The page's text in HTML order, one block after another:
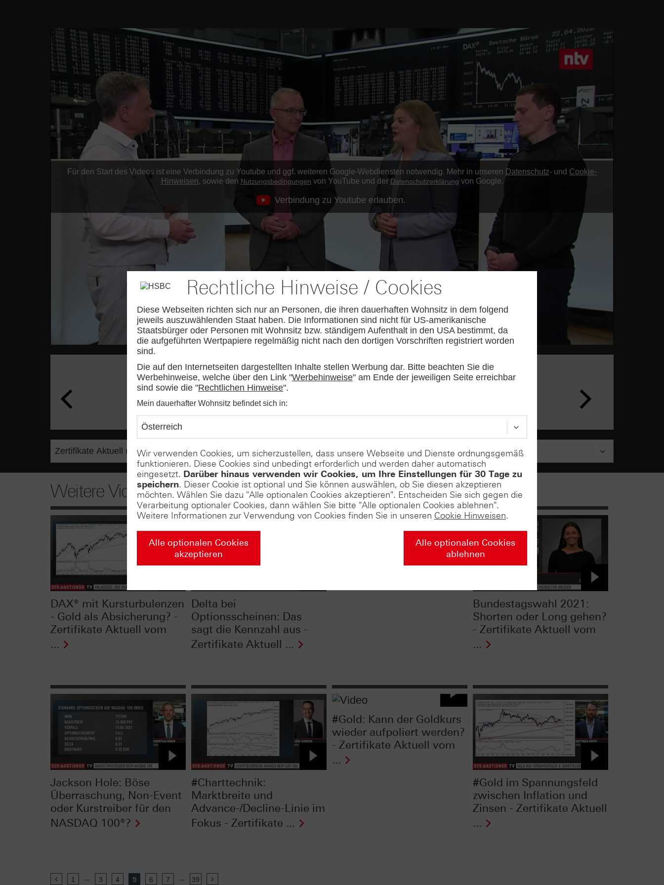
Für den Start des Videos ist eine Verbindung zu Youtube und ggf. weiteren Google-Webdiensten notwendig. Mehr in unseren Datenschutz- und Cookie-
Hinweisen, sowie den Nutzungsbedingungen von YouTube und der Datenschutzerklärung von Google.
Verbindung zu Youtube erlauben.
AUGUST
04
Der Blick ins Kleingedruckte: Kosten &
Weitere Videos
DAX® mit Kursturbulenzen
- Gold als Absicherung? -
Zertifikate Aktuell vom
...
Delta bei
Optionsscheinen: Das
sagt die Kennzahl aus -
Zertifikate Aktuell ...
DAX® zurück auf
Erfolgskurs– diese Lücke
muss geschlossen werden
Bundestagswahl 2021:
Shorten oder Long gehen?
- Zertifikate Aktuell vom
...
Jackson Hole: Böse
Überraschung, Non-Event
oder Kurstreiber für den
NASDAQ 100®?
#Charttechnik:
Marktbreite und
Advance-/Decline-Linie im
Fokus - Zertifikate ...
#Gold: Kann der Goldkurs
wieder aufpoliert werden?
- Zertifikate Aktuell vom
...
#Gold im Spannungsfeld
zwischen Inflation und
Zinsen - Zertifikate Aktuell
...
Previous
1 ... 3 4 5 6 7 ... 39
Rechtliche Hinweise / Cookies
Diese Webseiten richten sich nur an Personen, die ihren dauerhaften Wohnsitz in dem folgend
jeweils auszuwählenden Staat haben. Die Informationen sind nicht für US-amerikanische
Staatsbürger oder Personen mit Wohnsitz bzw. ständigem Aufenthalt in den USA bestimmt, da
die aufgeführten Wertpapiere regelmäßig nicht nach den dortigen Vorschriften registriert worden
sind.
Die auf den Internetseiten dargestellten Inhalte stellen Werbung dar. Bitte beachten Sie die
Werbehinweise, welche über den Link "Werbehinweise" am Ende der jeweiligen Seite erreichbar
sind sowie die "Rechtlichen Hinweise".
Mein dauerhafter Wohnsitz befindet sich in:
Wir verwenden Cookies, um sicherzustellen, dass unsere Webseite und Dienste ordnungsgemäß
funktionieren. Diese Cookies sind unbedingt erforderlich und werden daher automatisch
eingesetzt. Darüber hinaus verwenden wir Cookies, um Ihre Einstellungen für 30 Tage zu
speichern. Dieser Cookie ist optional und Sie können auswählen, ob Sie diesen akzeptieren
möchten. Wählen Sie dazu "Alle optionalen Cookies akzeptieren". Entscheiden Sie sich gegen die
Verarbeitung optionaler Cookies, dann wählen Sie bitte "Alle optionalen Cookies ablehnen".
Weitere Informationen zur Verwendung von Cookies finden Sie in unseren Cookie Hinweisen.
Alle optionalen Cookies
akzeptieren
Alle optionalen Cookies
ablehnen